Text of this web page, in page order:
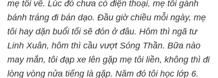
mẹ tôi về. Lúc đó chưa có điện thoại, mẹ tôi gánh
bánh tráng đi bán dạo. Đầu giờ chiều mỗi ngày, mẹ
tôi hay dặn buổi tối sẽ đón ở đâu. Hôm thì ngã tư
Linh Xuân, hôm thì cầu vượt Sóng Thần. Bữa nào
may mắn, tôi đạp xe lên gặp mẹ tôi liền, không thì đi
lòng vòng nửa tiếng là gặp. Năm đó tôi học lớp 6.